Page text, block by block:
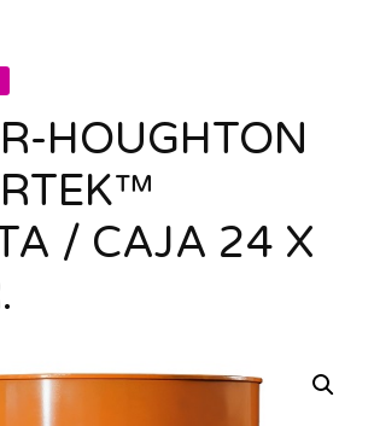
HOUGHTON
/ CAJA 24 X